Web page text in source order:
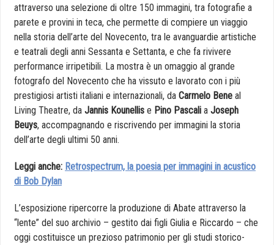
attraverso una selezione di oltre 150 immagini, tra fotografie a
parete e provini in teca, che permette di compiere un viaggio
nella storia dell’arte del Novecento, tra le avanguardie artistiche
e teatrali degli anni Sessanta e Settanta, e che fa rivivere
performance irripetibili. La mostra è un omaggio al grande
fotografo del Novecento che ha vissuto e lavorato con i più
prestigiosi artisti italiani e internazionali, da Carmelo Bene al
Living Theatre, da Jannis Kounellis e Pino Pascali a Joseph
Beuys, accompagnando e riscrivendo per immagini la storia
dell’arte degli ultimi 50 anni.
Leggi anche: Retrospectrum, la poesia per immagini in acustico
di Bob Dylan
L’esposizione ripercorre la produzione di Abate attraverso la
“lente” del suo archivio – gestito dai figli Giulia e Riccardo – che
oggi costituisce un prezioso patrimonio per gli studi storico-